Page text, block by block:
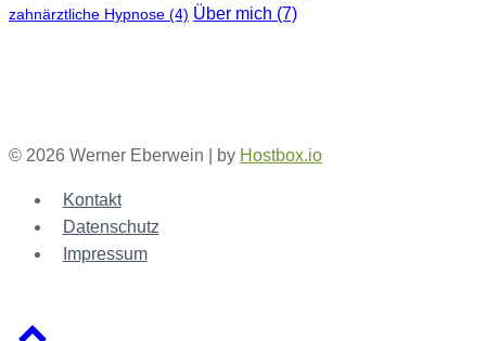
zahnärztliche Hypnose (4) Über mich (7)
© 2026 Werner Eberwein | by Hostbox.io
Kontakt
Datenschutz
Impressum